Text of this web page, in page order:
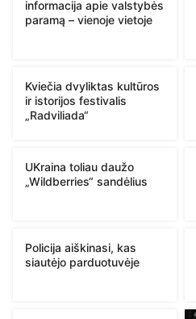
informacija apie valstybės
paramą – vienoje vietoje
Kviečia dvyliktas kultūros
ir istorijos festivalis
„Radviliada“
UKraina toliau daužo
„Wildberries“ sandėlius
Policija aiškinasi, kas
siautėjo parduotuvėje